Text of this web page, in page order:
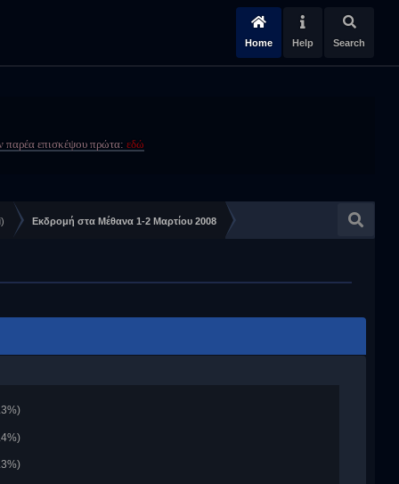
Home Help Search
παρέα επισκέψου πρώτα: εδώ
) Εκδρομή στα Μέθανα 1-2 Μαρτίου 2008